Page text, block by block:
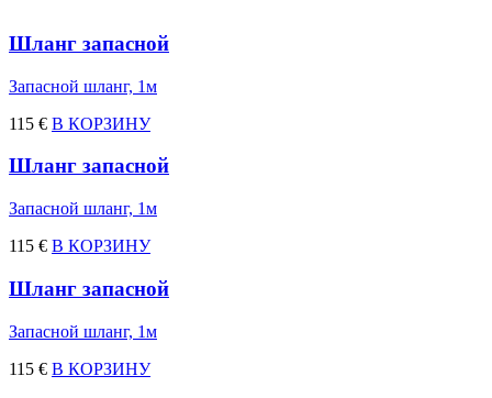
Шланг запасной
Запасной шланг, 1м
115 € В КОРЗИНУ
Шланг запасной
Запасной шланг, 1м
115 € В КОРЗИНУ
Шланг запасной
Запасной шланг, 1м
115 € В КОРЗИНУ